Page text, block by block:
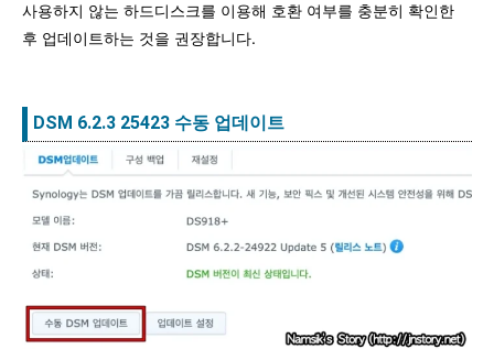
사용하지 않는 하드디스크를 이용해 호환 여부를 충분히 확인한
후 업데이트하는 것을 권장합니다.
DSM 6.2.3 25423 수동 업데이트